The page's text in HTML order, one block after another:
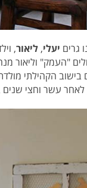
גרים יעלי, ליאור,
"העמק" וליאור
בישוב הקהילתי
עשר וחצי שנים